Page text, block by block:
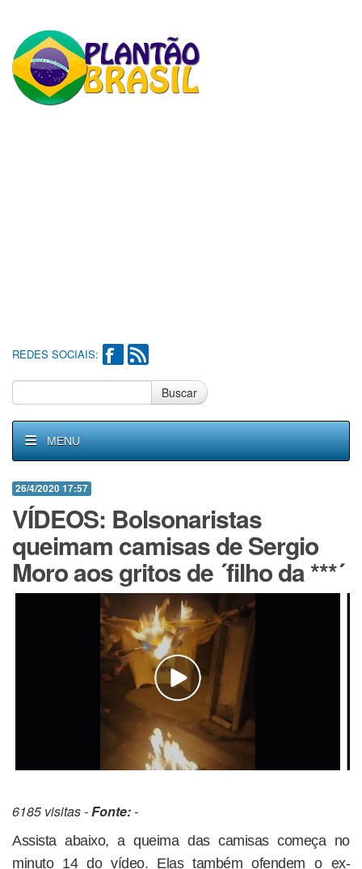
REDES SOCIAIS:
Buscar
MENU
26/4/2020 17:57
VÍDEOS: Bolsonaristas
queimam camisas de Sergio
Moro aos gritos de ´filho da ***´
6185 visitas -Fonte:-
Assista abaixo, a queima das camisas começa no
minuto 14 do vídeo. Elas também ofendem o ex-